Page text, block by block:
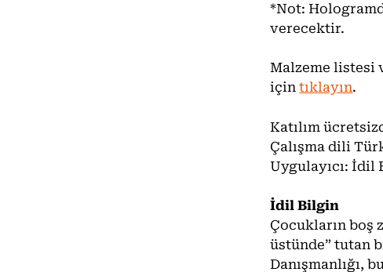
*Not:
verecektir.
Malzeme listesi
içintıklayın.
Katılım
Çalışma dili
Uygulayıcı: İdil
İdil Bilgin
Çocukların boş
üstünde” tutan
Danışmanlığı,